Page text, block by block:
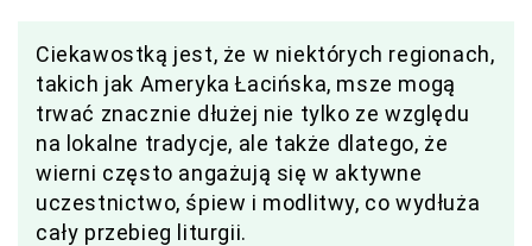
Ciekawostką jest, że w niektórych regionach,
takich jak Ameryka Łacińska, msze mogą
trwać znacznie dłużej nie tylko ze względu
na lokalne tradycje, ale także dlatego, że
wierni często angażują się w aktywne
uczestnictwo, śpiew i modlitwy, co wydłuża
cały przebieg liturgii.